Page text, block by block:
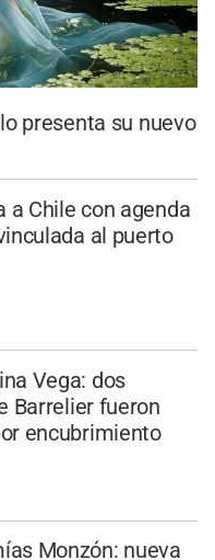
presenta su nuevo
a Chile con agenda
al puerto
Vega: dos
Barrelier fueron
encubrimiento
Monzón: nueva